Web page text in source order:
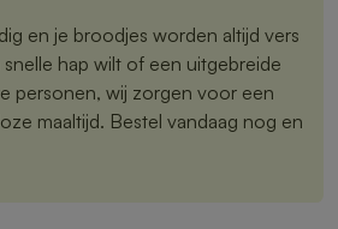
en je broodjes worden altijd vers
hap wilt of een uitgebreide
personen, wij zorgen voor een
maaltijd. Bestel vandaag nog en